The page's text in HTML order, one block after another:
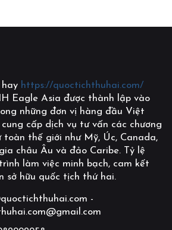
hay https://quoctichthuhai.com/
Eagle Asia được thành lập vào
những đơn vị hàng đầu Việt
cấp dịch vụ tư vấn các chương
thế giới như Mỹ, Úc, Canada,
châu Âu và đảo Caribe. Tỷ lệ
làm việc minh bạch, cam kết
sở hữu quốc tịch thứ hai.
-